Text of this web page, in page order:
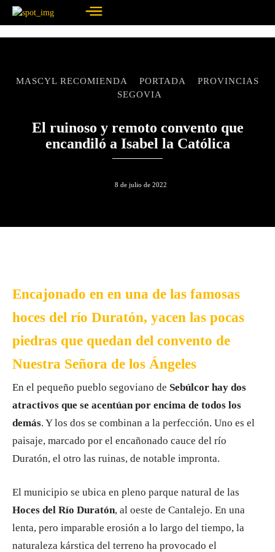
MASCYL RECOMIENDA PORTADA
PROVINCIAS
SEGOVIA
El ruinoso y remoto convento que
encandiló a Isabel la Católica
8 de julio de 2022
Encajonado en en una de las famosas
hoces del río Duratón, yacen las pocas
piedras que quedan del convento de
Nuestra Señora de los Ángeles
En el pequeño pueblo segoviano de Sebúlcor hay dos
atractivos que se acentúan por encima de todos los
demás. Y los dos se combinan a la perfección. Uno es el
paisaje, marcado por el encañonado cauce del río
Duratón, el otro las ruinas, de notable impronta.
El municipio se ubica en pleno parque natural de las
Hoces del Río Duratón, al oeste de Cantalejo. En una
lenta, pero imparable erosión a lo largo del tiempo, la
naturaleza kárstica del terreno ha provocado el